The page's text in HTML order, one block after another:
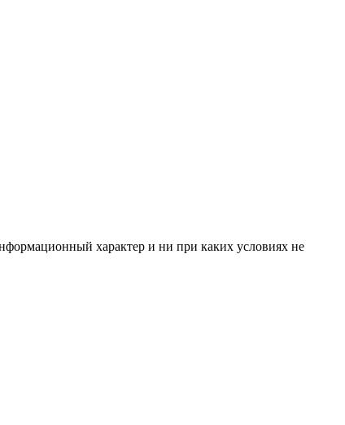
характер и ни при каких условиях не